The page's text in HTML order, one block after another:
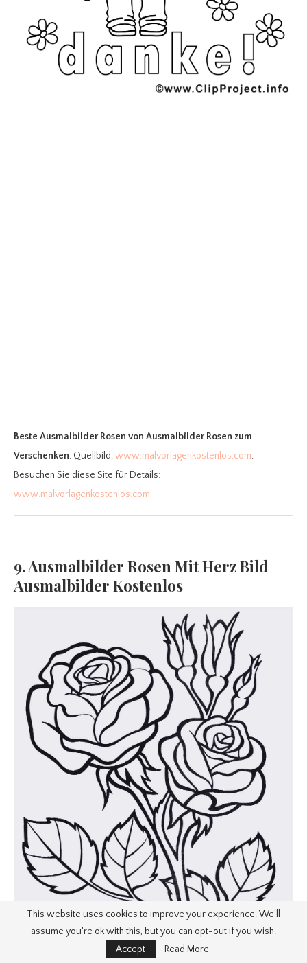
Beste Ausmalbilder Rosen von Ausmalbilder Rosen zum
Verschenken. Quellbild:www.malvorlagenkostenlos.com.
Besuchen Sie diese Site für Details:
www.malvorlagenkostenlos.com
9. Ausmalbilder Rosen Mit Herz Bild
Ausmalbilder Kostenlos
This website uses cookies to improve your experience. We'll
assume you're ok with this, but you can opt-out if you wish.
Accept
Read More